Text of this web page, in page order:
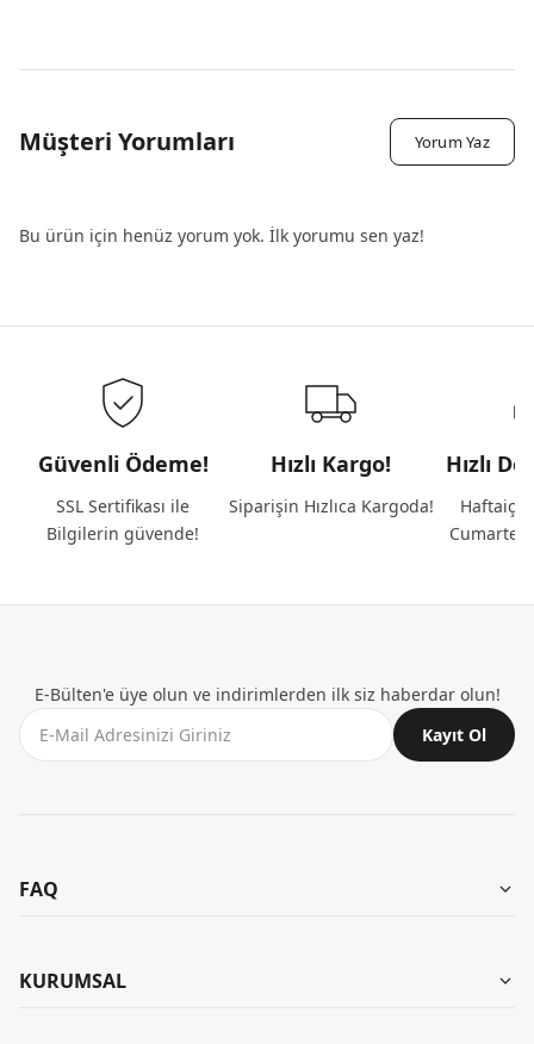
Müşteri Yorumları Yorum Yaz
Bu ürün için henüz yorum yok. İlk yorumu sen yaz!
Güvenli Ödeme!
SSL Sertifikası ile
Bilgilerin güvende!
Hızlı Kargo!
Siparişin Hızlıca Kargoda!
Hızlı
Haftaiçi
E-Bülten'e üye olun ve indirimlerden ilk siz haberdar olun!
Kayıt Ol
FAQ
Mağazalarımız
KURUMSAL